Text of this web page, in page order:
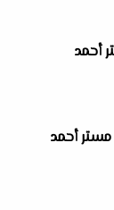
أحمد
مستر أحمد